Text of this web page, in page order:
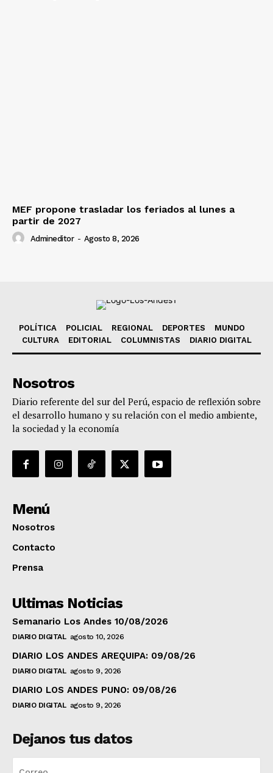
MEF propone trasladar los feriados al lunes a
partir de 2027
Admineditor - Agosto 8, 2026
POLÍTICA POLICIAL REGIONAL DEPORTES
MUNDO
CULTURA
EDITORIAL COLUMNISTAS DIARIO DIGITAL
Nosotros
Diario referente del sur del Perú, espacio de reflexión sobre
el desarrollo humano y su relación con el medio ambiente,
la sociedad y la economía
Menú
Nosotros
Contacto
Prensa
Ultimas Noticias
Semanario Los Andes 10/08/2026
DIARIO DIGITAL agosto 10, 2026
DIARIO LOS ANDES AREQUIPA: 09/08/26
DIARIO DIGITAL agosto 9, 2026
DIARIO LOS ANDES PUNO: 09/08/26
DIARIO DIGITAL agosto 9, 2026
Dejanos tus datos